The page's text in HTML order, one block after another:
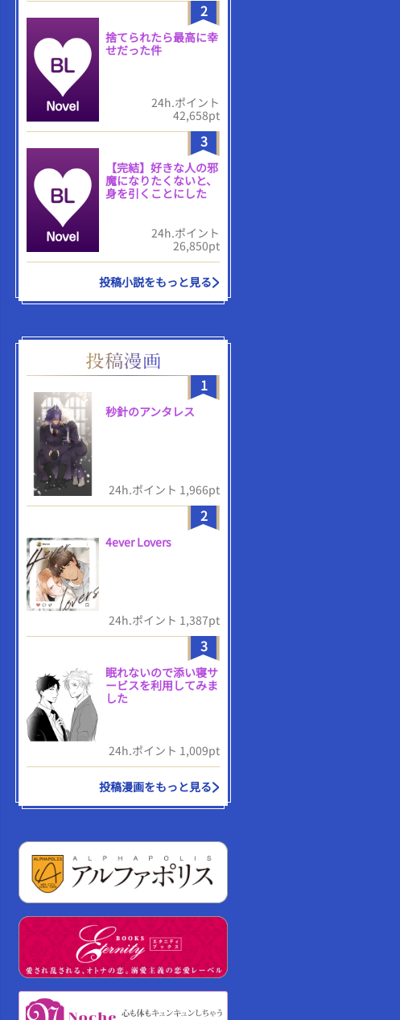
2
捨てられたら最高に幸
せだった件
24h.ポイント
42,658pt
3
【完結】好きな人の邪
魔になりたくないと、
身を引くことにした
24h.ポイント
26,850pt
投稿小説をもっと見る
1
秒針のアンタレス
24h.ポイント 1,966pt
2
4ever Lovers
24h.ポイント 1,387pt
3
眠れないので添い寝サ
ービスを利用してみま
した
24h.ポイント 1,009pt
投稿漫画をもっと見る